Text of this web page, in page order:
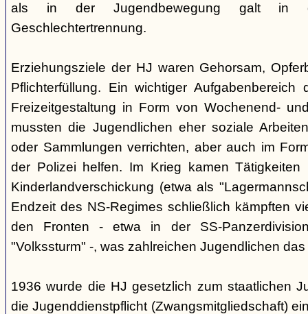
als in der Jugendbewegung galt in
Geschlechtertrennung.
Erziehungsziele der HJ waren Gehorsam,
Pflichterfüllung. Ein wichtiger
Freizeitgestaltung in Form von Wochenend-
mussten die Jugendlichen eher soziale
oder Sammlungen verrichten, aber auch im
der Polizei helfen. Im Krieg kamen
Kinderlandverschickung (etwa als
Endzeit des NS-Regimes schließlich kämpften
den Fronten - etwa in der SS-
"Volkssturm" -, was zahlreichen Jugendlichen
1936 wurde die HJ gesetzlich zum staatlichen
die Jugenddienstpflicht (Zwangsmitgliedschaft)